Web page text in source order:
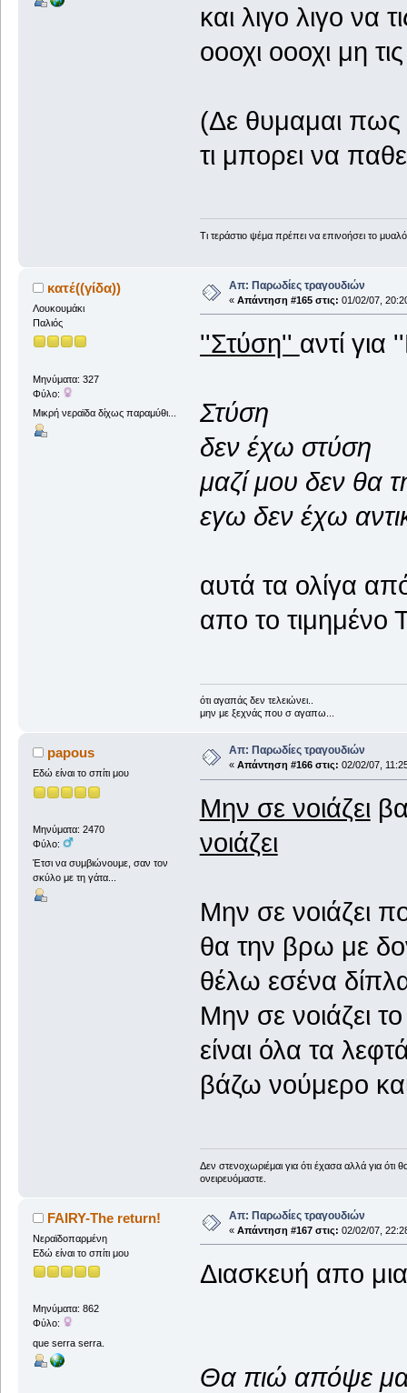
και λιγο λιγο να
οοοχι οοοχι μη
(Δε θυμαμαι
τι μπορει να
Τι τεράστιο ψέμα πρέπει να επινοήσει το
κατέ((γίδα))
Λουκουμάκι
Παλιός
Μηνύματα: 327
Φύλο:
Μικρή νεραϊδα δίχως παραμύθι...
Απ: Παρωδίες τραγουδιών
« Απάντηση #165 στις: 01/02/07,
''Στύση'' αντί για
Στύση
δεν έχω στύση
μαζί μου δεν θα
εγω δεν έχω
αυτά τα ολίγα
απο το τιμημένο
ότι αγαπάς δεν τελειώνει..
μην με ξεχνάς που σ αγαπω...
papous
Εδώ είναι το σπίτι μου
Μηνύματα: 2470
Φύλο:
Έτσι να συμβιώνουμε, σαν τον
σκύλο με τη γάτα...
Απ: Παρωδίες τραγουδιών
« Απάντηση #166 στις: 02/02/07,
Μην σε νοιάζει
νοιάζει
Μην σε νοιάζει
θα την βρω με
θέλω εσένα
Μην σε νοιάζει
είναι όλα τα
βάζω νούμερο
Δεν στενοχωριέμαι για ότι έχασα αλλά για
ονειρευόμαστε.
FAIRY-The return!
Νεραϊδοπαρμένη
Εδώ είναι το σπίτι μου
Μηνύματα: 862
Φύλο:
que serra serra.
Απ: Παρωδίες τραγουδιών
« Απάντηση #167 στις: 02/02/07,
Διασκευή απο
Θα πιώ απόψε